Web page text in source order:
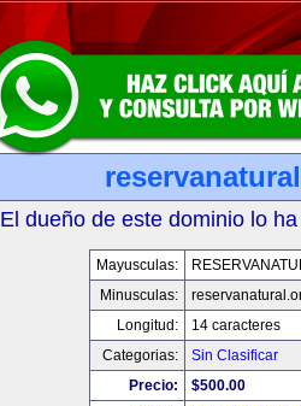
El dueño de este dominio lo
Mayusculas:
Minusculas:
Longitud:
14 caracteres
Categorias:
Sin Clasificar
Precio:
$500.00